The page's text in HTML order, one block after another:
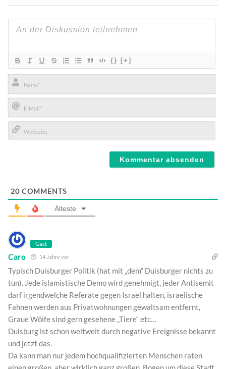
{} [+]
Name*
E-
Mail*
20 COMMENTS
Älteste
Gast
Caro 14 Jahre vor
Typisch Duisburger Politik (hat mit „dem“ Duisburger nichts zu
tun). Jede islamistische Demo wird genehmigt, jeder Antisemit
darf irgendwelche Referate gegen Israel halten, israelische
Fahnen werden aus Privatwohnungen gewaltsam entfernt,
Graue Wölfe sind gern gesehene „Tiere“ etc…
Duisburg ist schon weltweit durch negative Ereignisse bekannt
und jetzt das.
Da kann man nur jedem hochqualifizierten Menschen raten